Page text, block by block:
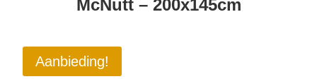
McNutt – 200x145cm
Aanbieding!